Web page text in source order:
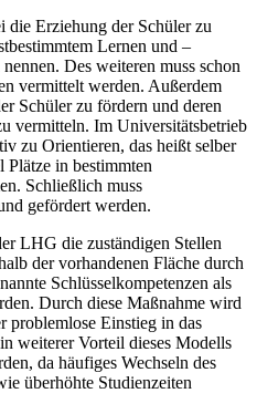
Erziehung der Schüler zu
Lernen und –
Des weiteren muss schon
vermittelt werden. Außerdem
Schüler zu fördern und deren
vermitteln. Im Universitätsbetrieb
zu Orientieren, das heißt selber
in bestimmten
Schließlich muss
gefördert werden.
LHG die zuständigen Stellen
der vorhandenen Fläche durch
Schlüsselkompetenzen als
Durch diese Maßnahme wird
problemlose Einstieg in das
weiterer Vorteil dieses Modells
da häufiges Wechseln des
überhöhte Studienzeiten